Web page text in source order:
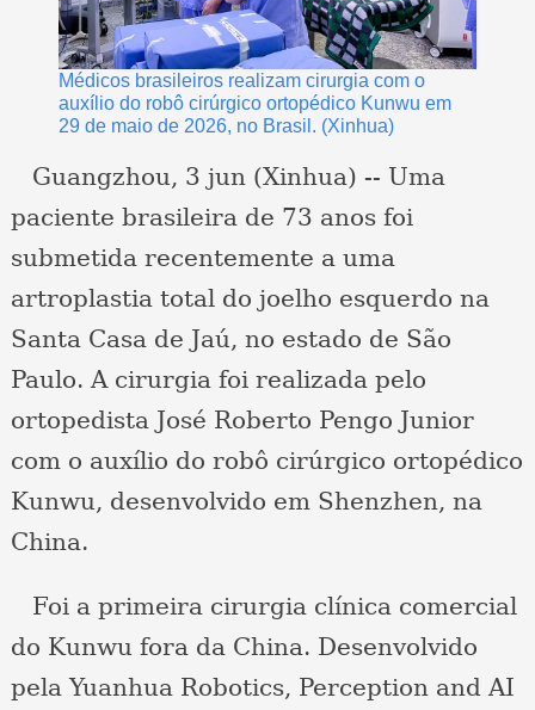
Médicos brasileiros realizam cirurgia com o
auxílio do robô cirúrgico ortopédico Kunwu em
29 de maio de 2026, no Brasil. (Xinhua)
Guangzhou, 3 jun (Xinhua) -- Uma
paciente brasileira de 73 anos foi
submetida recentemente a uma
artroplastia total do joelho esquerdo na
Santa Casa de Jaú, no estado de São
Paulo. A cirurgia foi realizada pelo
ortopedista José Roberto Pengo Junior
com o auxílio do robô cirúrgico ortopédico
Kunwu, desenvolvido em Shenzhen, na
China.
Foi a primeira cirurgia clínica comercial
do Kunwu fora da China. Desenvolvido
pela Yuanhua Robotics, Perception and AI